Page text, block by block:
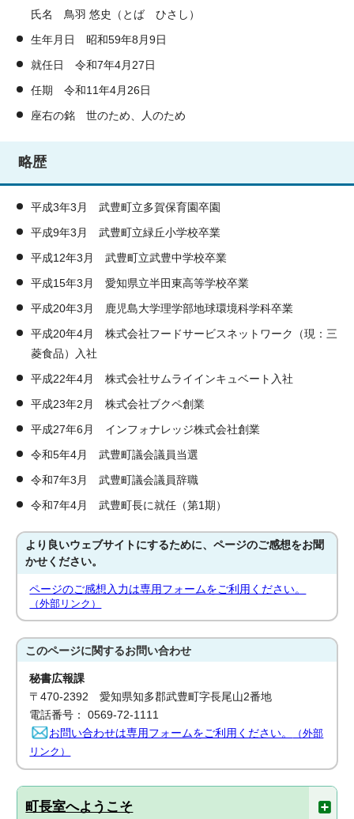
氏名 鳥羽 悠史（とば ひさし）
生年月日 昭和59年8月9日
就任日 令和7年4月27日
任期 令和11年4月26日
座右の銘 世のため、人のため
略歴
平成3年3月 武豊町立多賀保育園卒園
平成9年3月 武豊町立緑丘小学校卒業
平成12年3月 武豊町立武豊中学校卒業
平成15年3月 愛知県立半田東高等学校卒業
平成20年3月 鹿児島大学理学部地球環境科学科卒業
平成20年4月 株式会社フードサービスネットワーク（現：三
菱食品）入社
平成22年4月 株式会社サムライインキュベート入社
平成23年2月 株式会社ブクペ創業
平成27年6月 インフォナレッジ株式会社創業
令和5年4月 武豊町議会議員当選
令和7年3月 武豊町議会議員辞職
令和7年4月 武豊町長に就任（第1期）
より良いウェブサイトにするために、ページのご感想をお聞
かせください。
ページのご感想入力は専用フォームをご利用ください。
（外部リンク）
このページに関するお問い合わせ
秘書広報課
〒470-2392 愛知県知多郡武豊町字長尾山2番地
電話番号： 0569-72-1111
お問い合わせは専用フォームをご利用ください。
（外部
リンク）
町長室へようこそ